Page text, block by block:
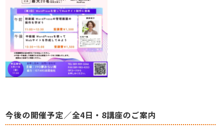
今後の開催予定／全4日・8講座のご案内